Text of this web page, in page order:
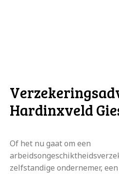
Hardinxveld
Of het nu gaat om een
zelfstandige ondernemer,